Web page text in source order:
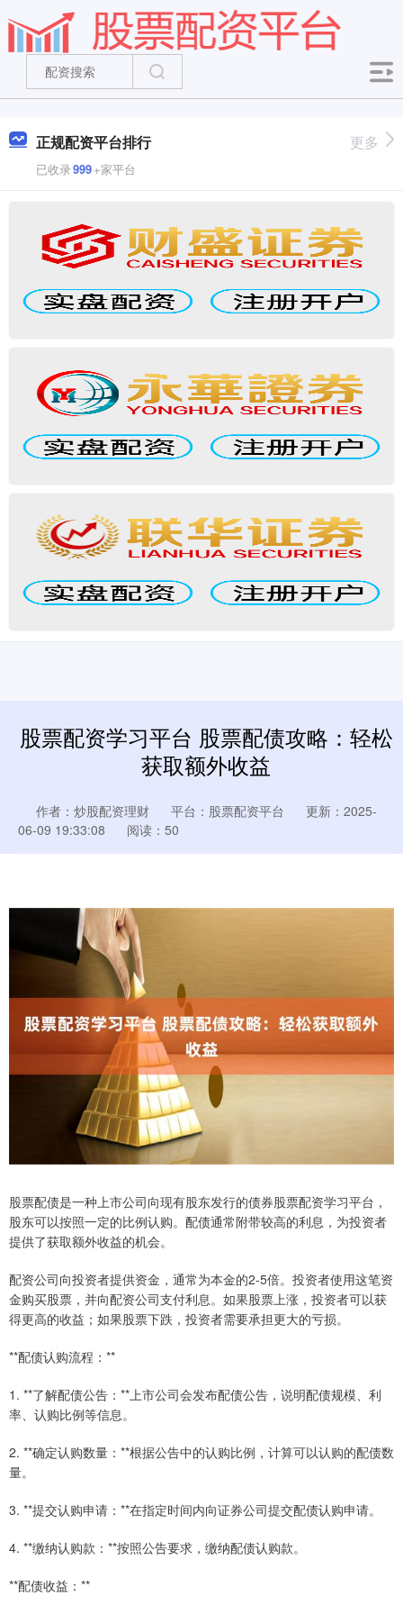
正规配资平台排行
已收录999+家平台
更多
股票配资学习平台 股票配债攻略：轻松
获取额外收益
作者：炒股配资理财 平台：股票配资平台
更新：2025-
06-09 19:33:08
阅读：50
股票配债是一种上市公司向现有股东发行的债券股票配资学习平台，
股东可以按照一定的比例认购。配债通常附带较高的利息，为投资者
提供了获取额外收益的机会。
配资公司向投资者提供资金，通常为本金的2-5倍。投资者使用这笔资
金购买股票，并向配资公司支付利息。如果股票上涨，投资者可以获
得更高的收益；如果股票下跌，投资者需要承担更大的亏损。
**配债认购流程：**
1. **了解配债公告：**上市公司会发布配债公告，说明配债规模、利
率、认购比例等信息。
2. **确定认购数量：**根据公告中的认购比例，计算可以认购的配债数
量。
3. **提交认购申请：**在指定时间内向证券公司提交配债认购申请。
4. **缴纳认购款：**按照公告要求，缴纳配债认购款。
**配债收益：**